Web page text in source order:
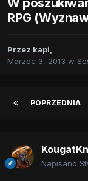
W
RPG
Przez kapi,
Marzec 3, 2013 w
POPRZEDNIA
Napisano